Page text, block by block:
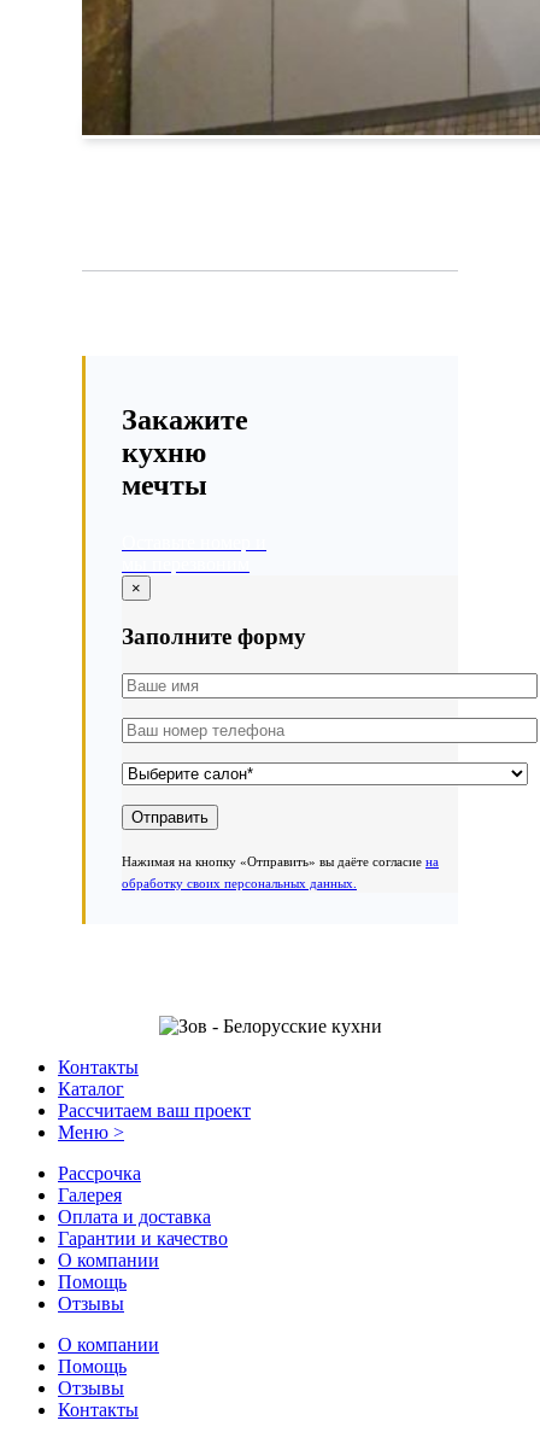
Закажите
кухню
мечты
×
Заполните форму
Нажимая на кнопку «Отправить» вы даёте согласие на
обработку своих персональных данных.
Контакты
Каталог
Рассчитаем ваш проект
Меню >
Рассрочка
Галерея
Оплата и доставка
Гарантии и качество
О компании
Помощь
Отзывы
О компании
Помощь
Отзывы
Контакты